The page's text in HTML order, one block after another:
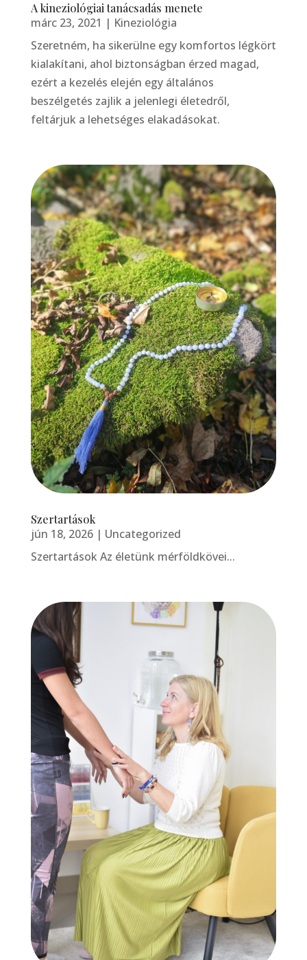
A kineziológiai tanácsadás menete
márc 23, 2021 | Kineziológia
Szeretném, ha sikerülne egy komfortos légkört
kialakítani, ahol biztonságban érzed magad,
ezért a kezelés elején egy általános
beszélgetés zajlik a jelenlegi életedről,
feltárjuk a lehetséges elakadásokat.
Szertartások
jún 18, 2026| Uncategorized
Szertartások Az életünk mérföldkövei...